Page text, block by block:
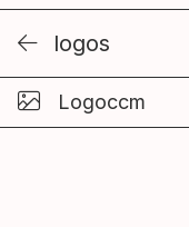
logos
Logoccm